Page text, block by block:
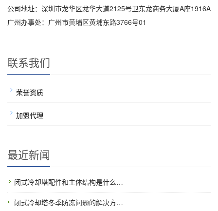
公司地址：深圳市龙华区龙华大道2125号卫东龙商务大厦A座1916A
广州办事处：广州市黄埔区黄埔东路3766号01
联系我们
荣誉资质
加盟代理
最近新闻
闭式冷却塔配件和主体结构是什么…
闭式冷却塔冬季防冻问题的解决方…